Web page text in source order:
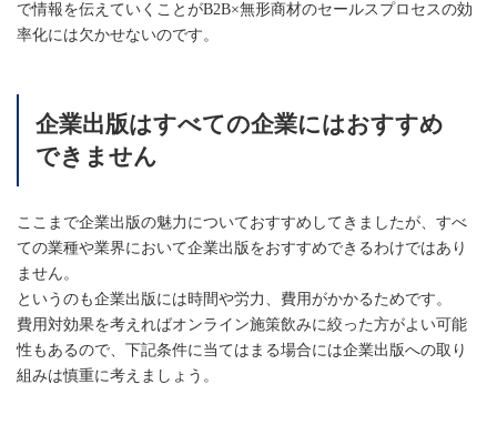
で情報を伝えていくことがB2B×無形商材のセールスプロセスの効
率化には欠かせないのです。
企業出版はすべての企業にはおすすめ
できません
ここまで企業出版の魅力についておすすめしてきましたが、すべ
ての業種や業界において企業出版をおすすめできるわけではあり
ません。
というのも企業出版には時間や労力、費用がかかるためです。
費用対効果を考えればオンライン施策飲みに絞った方がよい可能
性もあるので、下記条件に当てはまる場合には企業出版への取り
組みは慎重に考えましょう。